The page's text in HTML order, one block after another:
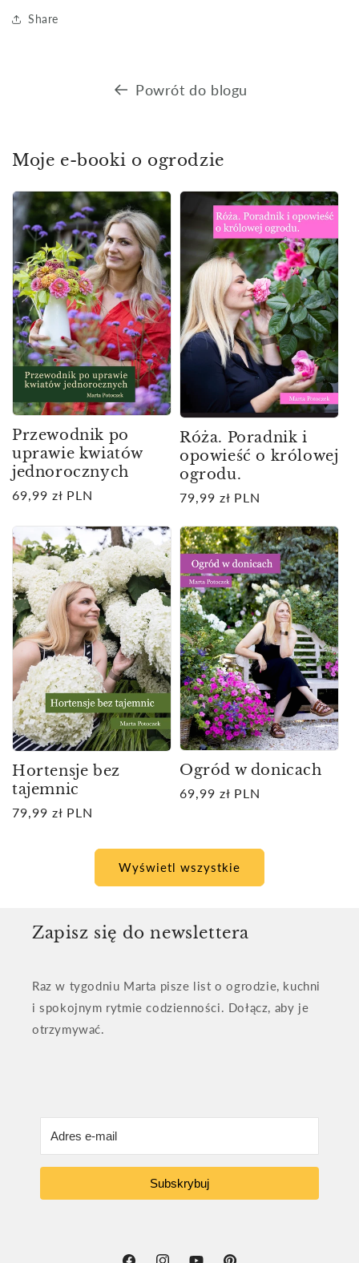
Share
Powrót do blogu
Moje e-booki o ogrodzie
Przewodnik po
uprawie kwiatów
jednorocznych
Cena
69,99 zł PLN
Róża. Poradnik i
opowieść o królowej
ogrodu.
Cena
79,99 zł PLN
Hortensje bez
tajemnic
Cena
79,99 zł PLN
Ogród w donicach
Cena
69,99 zł PLN
Wyświetl wszystkie
Zapisz się do newslettera
Raz w tygodniu Marta pisze list o ogrodzie, kuchni
i spokojnym rytmie codzienności. Dołącz, aby je
otrzymywać.
Subskrybuj